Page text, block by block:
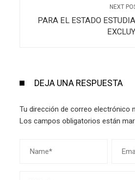
NEXT
PARA EL ESTADO
DEJA UNA RESPUESTA
Tu dirección de correo electrónico
Los campos obligatorios están